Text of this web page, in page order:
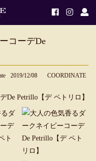
コーデDe
2019/12/08 COORDINATE